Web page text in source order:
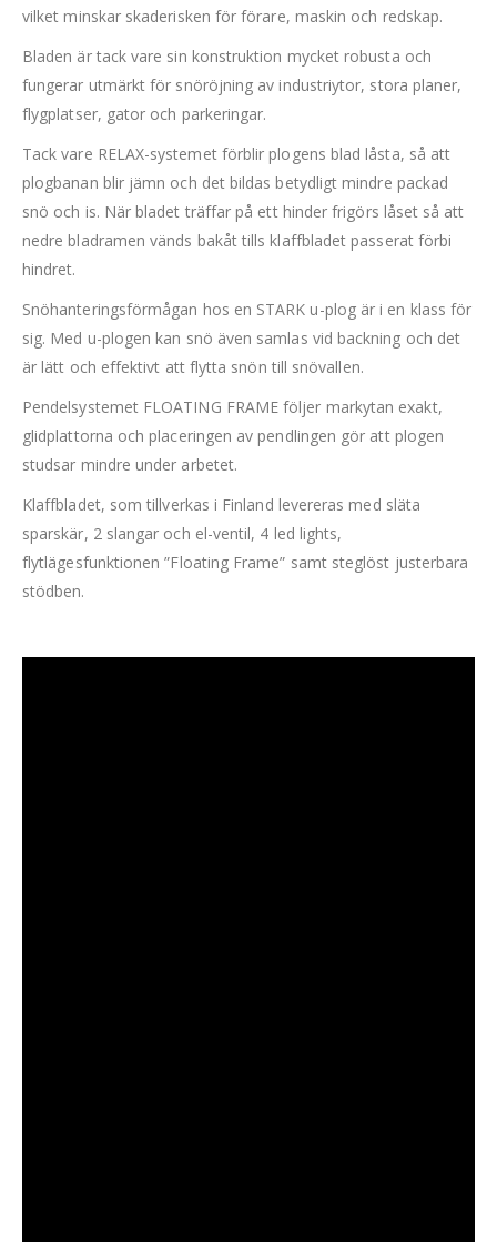
vilket minskar skaderisken för förare, maskin och redskap.
Bladen är tack vare sin konstruktion mycket robusta och
fungerar utmärkt för snöröjning av industriytor, stora planer,
flygplatser, gator och parkeringar.
Tack vare RELAX-systemet förblir plogens blad låsta, så att
plogbanan blir jämn och det bildas betydligt mindre packad
snö och is. När bladet träffar på ett hinder frigörs låset så att
nedre bladramen vänds bakåt tills klaffbladet passerat förbi
hindret.
Snöhanteringsförmågan hos en STARK u-plog är i en klass för
sig. Med u-plogen kan snö även samlas vid backning och det
är lätt och effektivt att flytta snön till snövallen.
Pendelsystemet FLOATING FRAME följer markytan exakt,
glidplattorna och placeringen av pendlingen gör att plogen
studsar mindre under arbetet.
Klaffbladet, som tillverkas i Finland levereras med släta
sparskär, 2 slangar och el-ventil, 4 led lights,
flytlägesfunktionen ”Floating Frame” samt steglöst justerbara
stödben.